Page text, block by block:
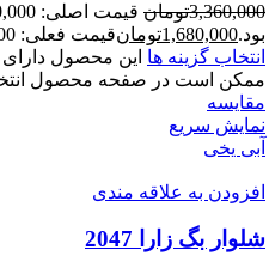
3,360,000تومان
بود.1,680,000تومانقیمت فعلی: 1,680,000تومان.
انتخاب گزینه ها این محصول دارای
ممکن است در صفحه محصول
مقايسه
نمایش سریع
آبی یخی
افزودن به علاقه مندی
شلوار بگ زارا 2047